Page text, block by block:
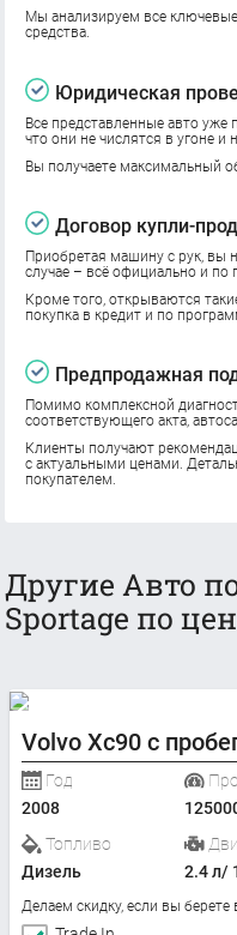
Мы анализируем все
средства.
Юридическая
Все представленные авто уже
что они не числятся в угоне и
Вы получаете максимальный
Договор купли-
Приобретая машину с рук, вы
случае – всё официально и по
Кроме того, открываются
покупка в кредит и по
Предпродажная
Помимо комплексной
соответствующего акта,
Клиенты получают
с актуальными ценами.
покупателем.
Другие Авто
Sportage по
Volvo Xc90 с
Год
2008
Топливо
Дизель
2.4 л/
Делаем скидку, если вы берете